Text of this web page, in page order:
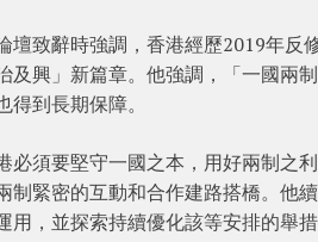
壇致辭時強調，香港經歷2019年反
及興」新篇章。他強調，「一國兩
到長期保障。
必須要堅守一國之本，用好兩制之
制緊密的互動和合作建路搭橋。他
用，並探索持續優化該等安排的舉